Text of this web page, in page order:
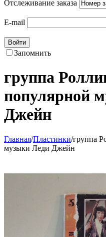
Отслеживание заказа
E-mail
Войти
Запомнить
группа
популярной
Джейн
Главная/Пластинки/группа
музыки Леди Джейн